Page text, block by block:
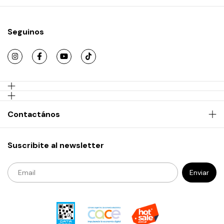
Seguinos
Contactános
Suscribite al newsletter